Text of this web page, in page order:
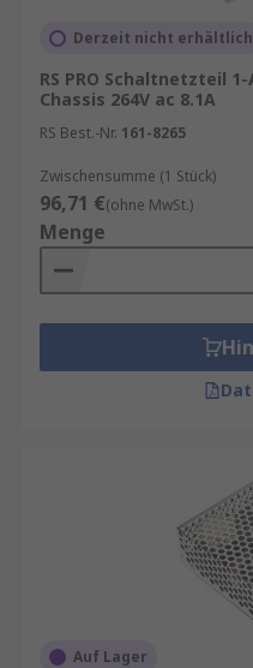
Derzeit nicht erhältlich
RS PRO Schaltnetzteil 1-
Chassis 264V ac 8.1A
RS Best.-Nr. 161-8265
Zwischensumme (1 Stück)
96,71 €(ohne MwSt.)
Menge
Auf Lager